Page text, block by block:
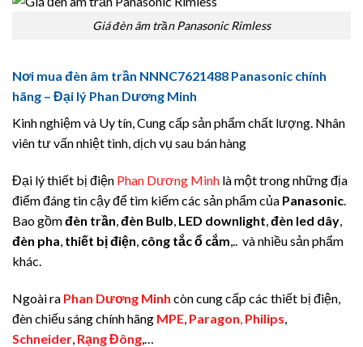
Giá đèn âm trần Panasonic Rimless
Nơi mua đèn âm trần NNNC7621488 Panasonic chính
hãng – Đại lý Phan Dương Minh
Kinh nghiệm và Uy tín, Cung cấp sản phẩm chất lượng. Nhân
viên tư vấn nhiệt tình, dịch vụ sau bán hàng
Đại lý thiết bị điện Phan Dương Minh là một trong những địa
điểm đáng tin cậy để tìm kiếm các sản phẩm của Panasonic
Bao gồmđèn trần đèn Bulb LED downlight đèn led dây
đèn pha thiết bị điện công tắc ổ cắm ,.. và nhiều sản phẩm
khác.
Ngoài ra Phan Dương Minh còn cung cấp các thiết bị điện,
đèn chiếu sáng chính hãng MPE Paragon Philips
Schneider Rạng Đông